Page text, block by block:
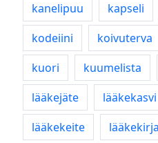
kanelipuu
kapseli
kodeiini
koivuterva
kuori
kuumelista
lääkejäte
lääkekasvi
lääkekeite
lääkekirja